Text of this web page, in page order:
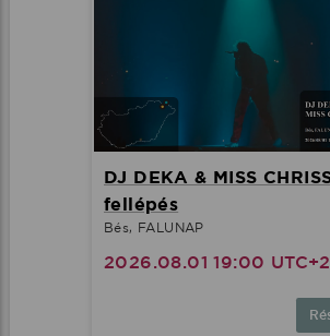
DJ DEKA & MISS
fellépés
Bés, FALUNAP
2026.08.01 19:00 UTC+2